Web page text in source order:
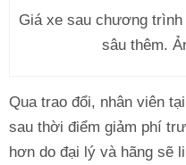
Giá xe sau chương
sâu thêm.
Qua trao đổi, nhân viên
sau thời điểm giảm phí
hơn do đại lý và hãng sẽ